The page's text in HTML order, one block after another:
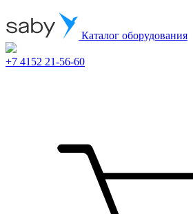
Каталог оборудования
+7 4152 21-56-60